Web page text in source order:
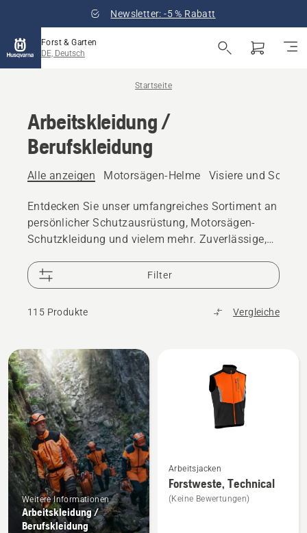
Newsletter: -5 % Rabatt
Forst & Garten
DE, Deutsch
Startseite
Arbeitskleidung /
Berufskleidung
Alle anzeigen Motorsägen-Helme Visiere und
Entdecken Sie unser umfangreiches Sortiment an
persönlicher Schutzausrüstung, Motorsägen-
Schutzkleidung und vielem mehr. Zuverlässige,
jede Herausforderung bestens gerüstet sind.
Filter
115 Produkte Vergleiche
Alle
Produkte
Weitere Informationen
Arbeitskleidung /
Berufskleidung
Details
zu
Forstweste,
Arbeitsjacken
Forstweste, Technical
(Keine Bewertungen)